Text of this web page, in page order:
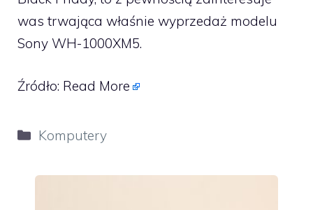
was trwająca właśnie wyprzedaż modelu
Sony WH-1000XM5.
Źródło: Read More
Kategorie
Komputery